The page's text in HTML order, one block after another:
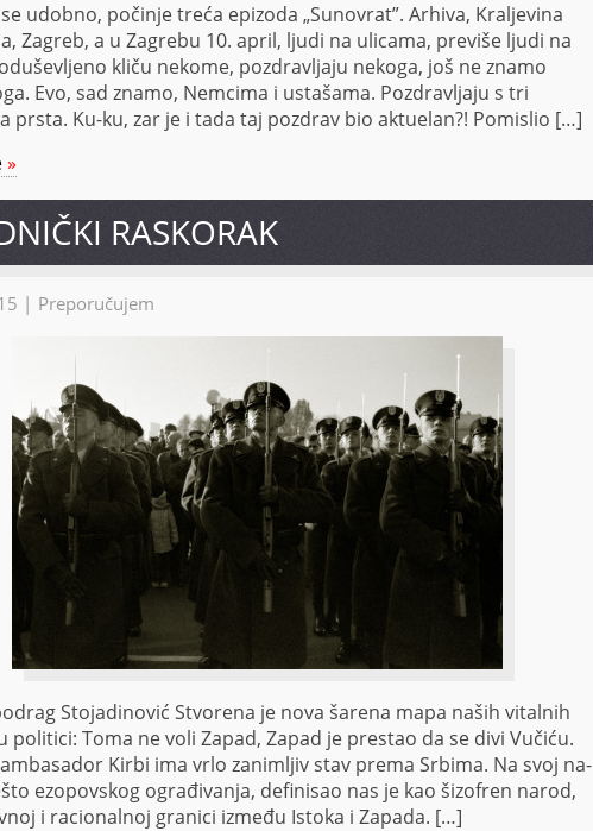
udobno, počinje treća epizoda „Sunovrat”. Arhiva, Kraljevina
Zagreb, a u Zagrebu 10. april, ljudi na ulicama, previše ljudi na
kliču nekome, pozdravljaju nekoga, još ne znamo
Evo, sad znamo, Nemcima i ustašama. Pozdravljaju s tri
prsta. Ku-ku, zar je i tada taj pozdrav bio aktuelan?! Pomislio […]
»
RAS­KO­RAK
| Preporučujem
Stojadinović Stvo­re­na je no­va ša­re­na ma­pa na­ših vi­tal­nih
po­li­ti­ci: To­ma ne vo­li Za­pad, Za­pad je pre­stao da se divi Vu­či­ću.
Kir­bi ima vr­lo za­ni­mljiv stav pre­ma Sr­bi­ma. Na svoj na­
ezo­pov­skog ogra­đi­va­nja, de­fi­ni­sao nas je kao ši­zo­fren na­rod,
i ra­ci­o­nal­noj gra­ni­ci iz­me­đu Is­to­ka i Za­pa­da. […]